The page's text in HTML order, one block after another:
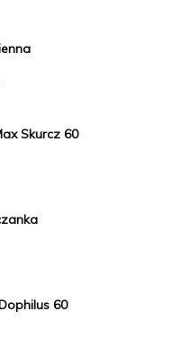
Skurcz 60
60